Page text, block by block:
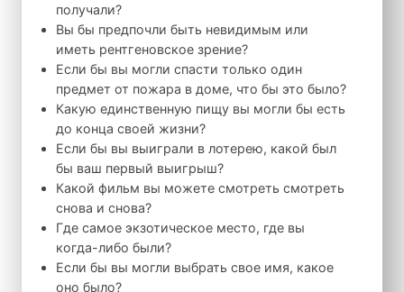
получали?
Вы бы предпочли быть невидимым или
иметь рентгеновское зрение?
Если бы вы могли спасти только один
предмет от пожара в доме, что бы это было?
Какую единственную пищу вы могли бы есть
до конца своей жизни?
Если бы вы выиграли в лотерею, какой был
бы ваш первый выигрыш?
Какой фильм вы можете смотреть смотреть
снова и снова?
Где самое экзотическое место, где вы
когда-либо были?
Если бы вы могли выбрать свое имя, какое
оно было?